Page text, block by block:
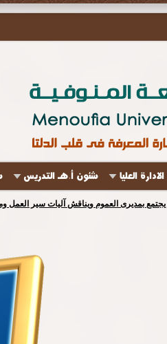
الادارة العليا شئون أ.هـ التدريس
بمديرى العموم ويناقش آليات سير العمل